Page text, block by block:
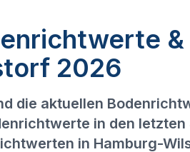
2026
die aktuellen
in den
in Hamburg-